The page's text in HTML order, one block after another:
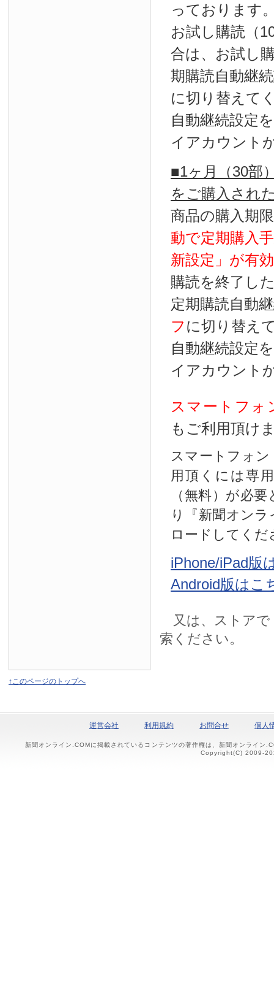
っております
お試し購読（
合は、お試し
期購読自動継
に切り替えて
自動継続設定
イアカウント
■1ヶ月（30部
をご購入され
商品の購入期
動で定期購入
新設定」が有効
購読を終了し
定期購読自動
フ に切り替え
自動継続設定
イアカウント
スマートフォ
もご利用頂け
スマートフォ
用頂くには専
（無料）が必
り『新聞オン
ロードしてくだ
iPhone/iPad版
Android版はこ
又は、ストアで
索ください。
↑このページのトップへ
運営会社 利用規約 お問合せ 個人
新聞オンライン.COMに掲載されているコンテンツの著作権は、新聞オンライン
Copyright(C) 2009-